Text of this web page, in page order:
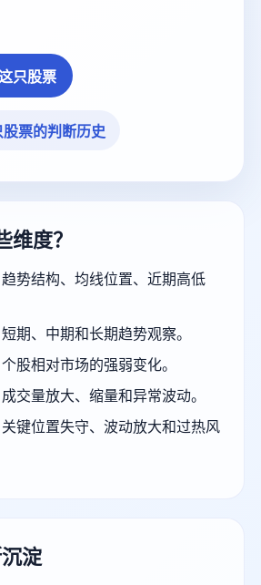
只股票
票的判断历史
维度？
势结构、均线位置、近期高低
期、中期和长期趋势观察。
股相对市场的强弱变化。
交量放大、缩量和异常波动。
键位置失守、波动放大和过热风
淀